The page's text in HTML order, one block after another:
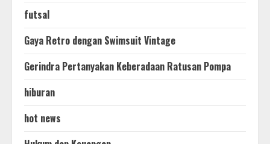
futsal
Gaya Retro dengan Swimsuit Vintage
Gerindra Pertanyakan Keberadaan Ratusan Pompa
hiburan
hot news